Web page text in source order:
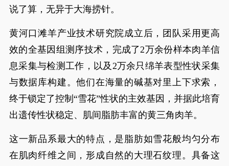
说了算，无异于大海捞针。
黄河口滩羊产业技术研究院成立后，团队采用更高
效的全基因组测序技术，完成了2万余份样本肉羊信
息采集与检测工作，以及2万余只绵羊表型性状采集
与数据库构建。他们在海量的碱基对里上下求索，
终于锁定了控制“雪花”性状的主效基因，并据此培育
出遗传性状稳定、肌间脂肪丰富的黄三角肉羊。
这一新品系最大的特点，是脂肪如雪花般均匀分布
在肌肉纤维之间，形成自然的大理石纹理。具备这